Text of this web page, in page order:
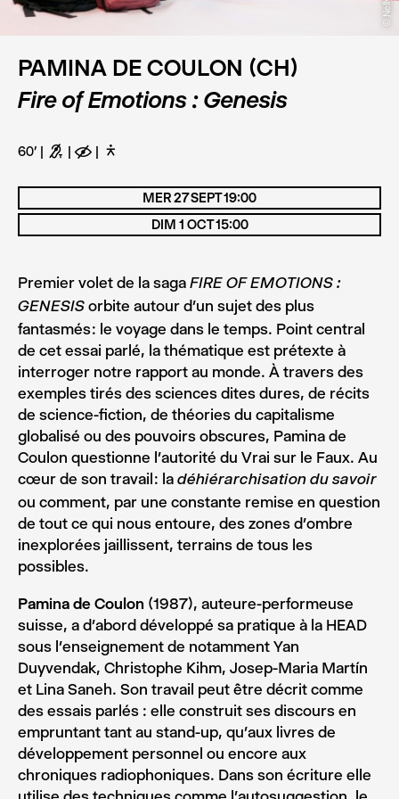
PAMINA DE COULON (CH)
Fire of Emotions : Genesis
60’ G E D
Premier volet de la saga FIRE OF EMOTIONS :
GENESIS orbite autour d’un sujet des plus
fantasmés : le voyage dans le temps. Point central
de cet essai parlé, la thématique est prétexte à
interroger notre rapport au monde. À travers des
exemples tirés des sciences dites dures, de récits
de science-fiction, de théories du capitalisme
globalisé ou des pouvoirs obscures, Pamina de
Coulon questionne l’autorité du Vrai sur le Faux. Au
cœur de son travail : la déhiérarchisation du savoir
ou comment, par une constante remise en question
de tout ce qui nous entoure, des zones d’ombre
inexplorées jaillissent, terrains de tous les
possibles.
Pamina de Coulon (1987), auteure-performeuse
suisse, a d’abord développé sa pratique à la HEAD
sous l’enseignement de notamment Yan
Duyvendak, Christophe Kihm, Josep-Maria Martín
et Lina Saneh. Son travail peut être décrit comme
des essais parlés : elle construit ses discours en
empruntant tant au stand-up, qu’aux livres de
développement personnel ou encore aux
chroniques radiophoniques. Dans son écriture elle
MER 27 SEPT 19:00
DIM 1 OCT 15:00